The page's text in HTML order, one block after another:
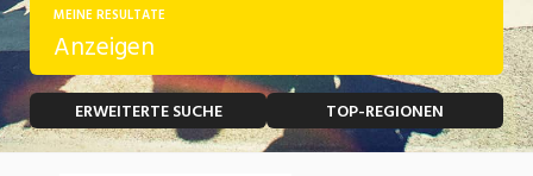
Temporär (befristet)
Freelance
Bank, Versicherung
Bau, Handwerk, Elektro
Bildung, Kunst, Design, Soziale Berufe, Sport
MEINE RESULTATE
Anzeigen
ERWEITERTE SUCHE TOP-REGIONEN